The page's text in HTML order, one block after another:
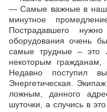
— Самые важные в
минутное
Пострадавшего
оборудования очень
самые трудные – это
некоторым
Недавно поступил
Энергетическая.
ложным, данного
шуточки, а случись в